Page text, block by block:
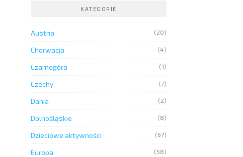
KATEGORIE
Austria (20)
Chorwacja (4)
Czarnogóra (1)
Czechy (7)
Dania (2)
Dolnośląskie (8)
Dzieciowe aktywności (67)
Europa (58)